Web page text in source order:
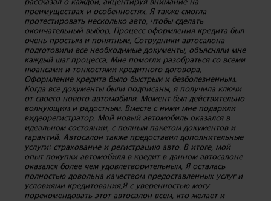
преимуществах и особенностях. Я также смогла
протестировать несколько авто, чтобы сделать
окончательный выбор. Процесс оформления кредита был
очень простым и понятным. Сотрудники автосалона
подготовили все необходимые документы, объясняли мне
каждый шаг процесса. Мне помогли разобраться со всеми
нюансами и тонкостями кредитного договора.
Оформление кредита было быстрым и безболезненным.
Когда все документы были подписаны, я получила ключи
от своего нового автомобиля. Момент был действительно
волнующим и радостным. Вместе с ними мне подарили
видеорегистратор. Мой новый автомобиль оказался в
идеальном состоянии, с полным пакетом документов и
гарантий. Автосалон также предоставил дополнительные
услуги: страхование и регистрацию авто. В итоге, мой
опыт покупки автомобиля в кредит в данном автосалоне
оказался более чем удовлетворительным. Я осталась
полностью довольна качеством предоставленных услуг и
условиями кредитования.Я с уверенностью могу
порекомендовать этот автосалон всем, кто желает и